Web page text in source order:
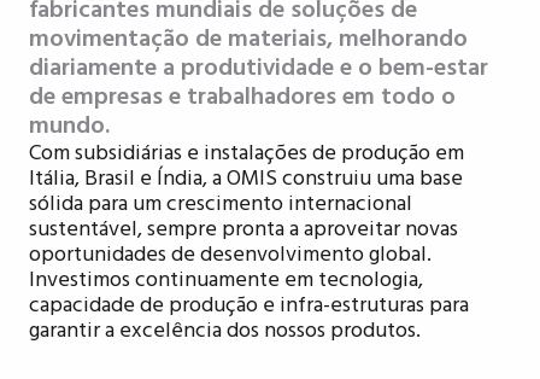
fabricantes mundiais de soluções de
movimentação de materiais, melhorando
diariamente a produtividade e o bem-estar
de empresas e trabalhadores em todo o
mundo.
Com subsidiárias e instalações de produção em
Itália, Brasil e Índia, a OMIS construiu uma base
sólida para um crescimento internacional
sustentável, sempre pronta a aproveitar novas
oportunidades de desenvolvimento global.
Investimos continuamente em tecnologia,
capacidade de produção e infra-estruturas para
garantir a excelência dos nossos produtos.